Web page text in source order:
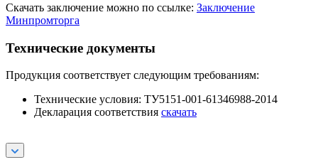
Скачать заключение можно по ссылке: Заключение
Минпромторга
Технические документы
Продукция соответствует следующим требованиям:
Технические условия: ТУ5151-001-61346988-2014
Декларация соответствия скачать